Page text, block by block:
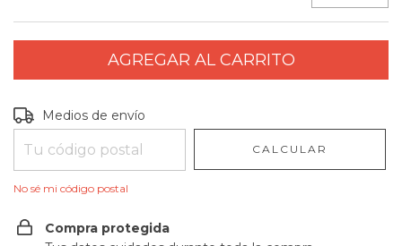
Entregas para el CP:
Medios de envío
CALCULAR
No sé mi código postal
Compra protegida